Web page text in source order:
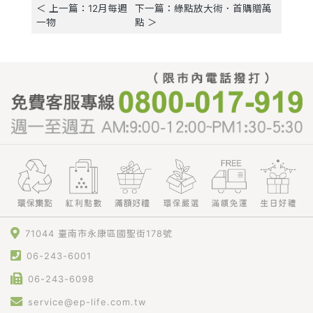
＜ 上一篇：12月每週
一物
下一篇：綠點放大術．首購贈萬
點 ＞
71044 臺南市永康區國聖街178號
06-243-6001
06-243-6098
service@ep-life.com.tw